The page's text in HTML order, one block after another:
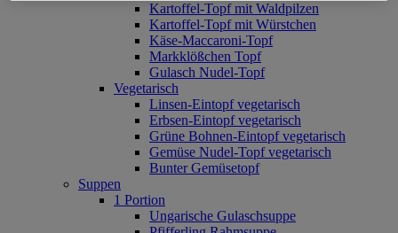
Kartoffel-Topf mit Waldpilzen
Kartoffel-Topf mit Würstchen
Käse-Maccaroni-Topf
Markklößchen Topf
Gulasch Nudel-Topf
Vegetarisch
Linsen-Eintopf vegetarisch
Erbsen-Eintopf vegetarisch
Grüne Bohnen-Eintopf vegetarisch
Gemüse Nudel-Topf vegetarisch
Bunter Gemüsetopf
Suppen
1 Portion
Ungarische Gulaschsuppe